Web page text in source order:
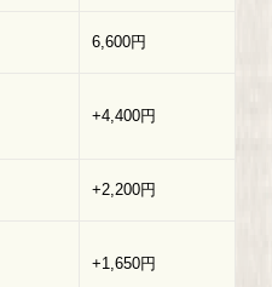
6,600円
+4,400円
+2,200円
+1,650円